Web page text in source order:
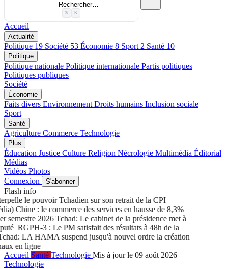
Rechercher…
⌘ K
Accueil
Actualité
Politique 19 Société 53 Économie 8 Sport 2 Santé 10
Politique
Politique nationale Politique internationale Partis politiques
Politiques publiques
Société
Économie
Faits divers Environnement Droits humains Inclusion sociale
Sport
Santé
Agriculture Commerce Technologie
Plus
Éducation Justice Culture Religion Nécrologie Multimédia Éditorial
Médias
Vidéos Photos
Connexion
S'abonner
Flash info
le pouvoir Tchadien sur son retrait de la CPI
Chine : le commerce des services en hausse de 8,3%
2026Tchad: Le cabinet de la présidence met à
RGPH-3 : Le PM satisfait des résultats à 48h de la
LA HAMA suspend jusqu'à nouvel ordre la création
en ligne
Accueil Santé Technologie Mis à jour le 09 août 2026
Technologie